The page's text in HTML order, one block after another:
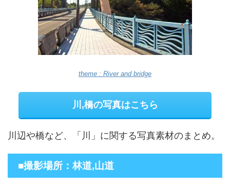
theme : River and bridge
川,橋の写真はこちら
川辺や橋など、「川」に関する写真素材のまとめ。
■撮影場所：林道,山道